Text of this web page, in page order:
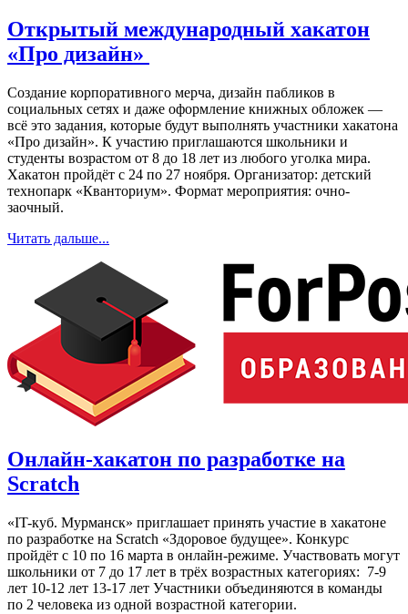
Открытый международный хакатон
«Про дизайн»
Создание корпоративного мерча, дизайн пабликов в
социальных сетях и даже оформление книжных обложек —
всё это задания, которые будут выполнять участники хакатона
«Про дизайн». К участию приглашаются школьники и
студенты возрастом от 8 до 18 лет из любого уголка мира.
Хакатон пройдёт с 24 по 27 ноября. Организатор: детский
технопарк «Кванториум». Формат мероприятия: очно-
заочный.
Читать дальше...
Онлайн-хакатон по разработке на
Scratch
«IT-куб. Мурманск» приглашает принять участие в хакатоне
по разработке на Scratch «Здоровое будущее». Конкурс
пройдёт с 10 по 16 марта в онлайн-режиме. Участвовать могут
школьники от 7 до 17 лет в трёх возрастных категориях: 7-9
лет 10-12 лет 13-17 лет Участники объединяются в команды
по 2 человека из одной возрастной категории.